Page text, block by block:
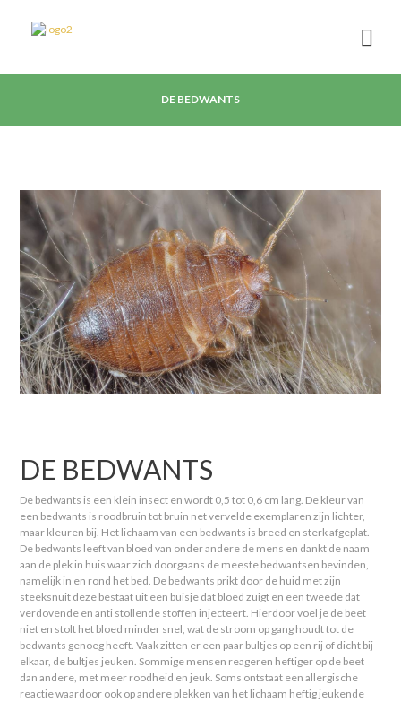
DE BEDWANTS
DE BEDWANTS
De bedwants is een klein insect en wordt 0,5 tot 0,6 cm lang. De kleur van
een bedwants is roodbruin tot bruin net vervelde exemplaren zijn lichter,
maar kleuren bij. Het lichaam van een bedwants is breed en sterk afgeplat.
De bedwants leeft van bloed van onder andere de mens en dankt de naam
aan de plek in huis waar zich doorgaans de meeste bedwantsen bevinden,
namelijk in en rond het bed. De bedwants prikt door de huid met zijn
steeksnuit deze bestaat uit een buisje dat bloed zuigt en een tweede dat
verdovende en anti stollende stoffen injecteert. Hierdoor voel je de beet
niet en stolt het bloed minder snel, wat de stroom op gang houdt tot de
bedwants genoeg heeft. Vaak zitten er een paar bultjes op een rij of dicht bij
elkaar, de bultjes jeuken. Sommige mensen reageren heftiger op de beet
dan andere, met meer roodheid en jeuk. Soms ontstaat een allergische
reactie waardoor ook op andere plekken van het lichaam heftig jeukende